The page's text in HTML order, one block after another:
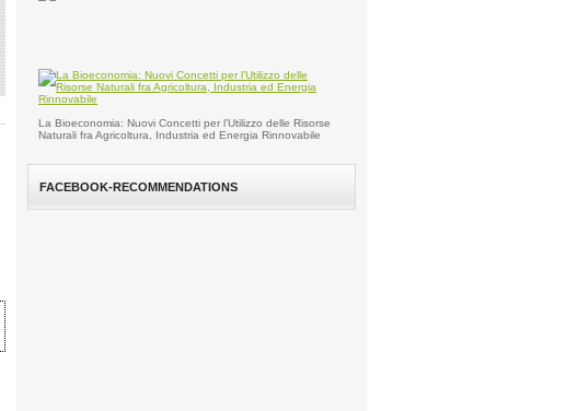
La Bioeconomia: Nuovi Concetti per l’Utilizzo delle Risorse
Naturali fra Agricoltura, Industria ed Energia Rinnovabile
FACEBOOK-RECOMMENDATIONS